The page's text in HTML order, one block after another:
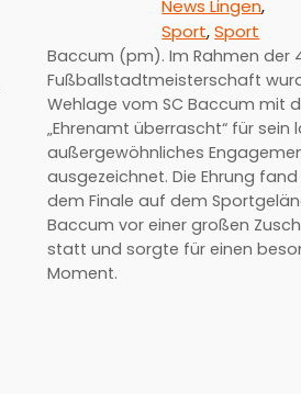
News Lingen
Sport, Sport
Baccum (pm). Im Rahmen der
Fußballstadtmeisterschaft
Wehlage vom SC Baccum mit
„Ehrenamt überrascht“ für sein
außergewöhnliches
ausgezeichnet. Die Ehrung
dem Finale auf dem
Baccum vor einer großen
statt und sorgte für einen
Moment.